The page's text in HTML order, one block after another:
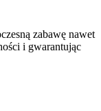
zabawę nawet
i gwarantując